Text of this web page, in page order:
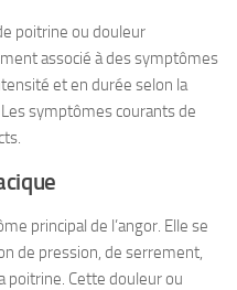
poitrine ou douleur
associé à des symptômes
et en durée selon la
symptômes courants de
principal de l’angor. Elle se
de pression, de serrement,
poitrine. Cette douleur ou